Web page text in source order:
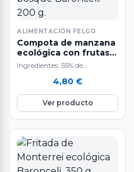
ALIMENTACIÓN FELGO
Compota de manzana
ecológica con frutas
del bosque Baronceli.
200 g.
Ingredientes: 55% de
10% de mora, 5% de grosella, y
20%…
4,80 €
Ver producto